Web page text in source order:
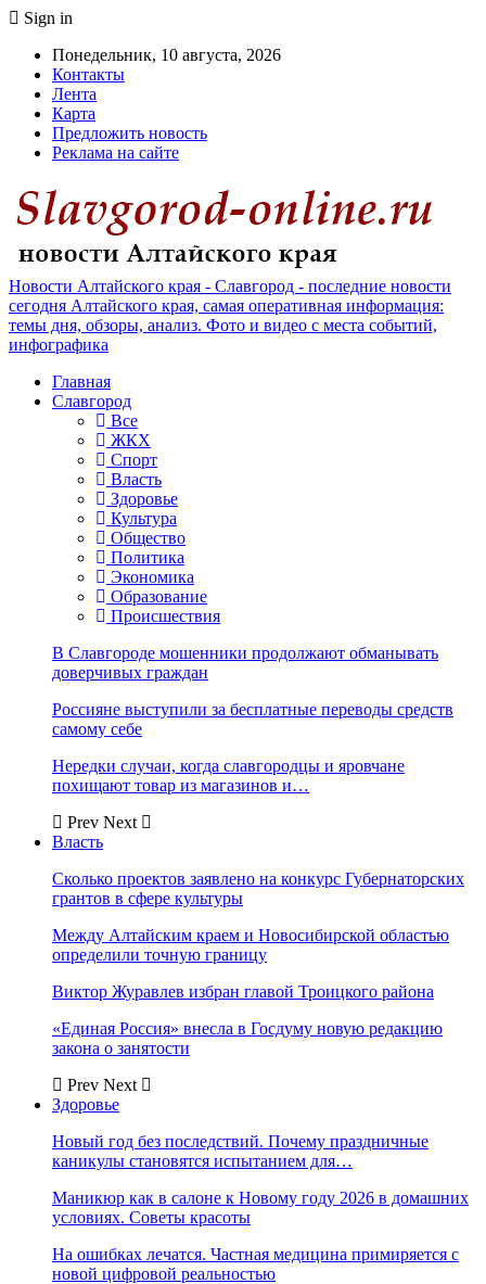
Sign in
Понедельник, 10 августа, 2026
Контакты
Лента
Карта
Предложить новость
Реклама на сайте
Новости Алтайского края - Славгород - последние новости
сегодня Алтайского края, самая оперативная информация:
темы дня, обзоры, анализ. Фото и видео с места событий,
инфографика
Главная
Славгород
Все
ЖКХ
Спорт
Власть
Здоровье
Культура
Общество
Политика
Экономика
Образование
Происшествия
В Славгороде мошенники продолжают обманывать
доверчивых граждан
Россияне выступили за бесплатные переводы средств
самому себе
Нередки случаи, когда славгородцы и яровчане
похищают товар из магазинов и…
Prev Next
Власть
Сколько проектов заявлено на конкурс Губернаторских
грантов в сфере культуры
Между Алтайским краем и Новосибирской областью
определили точную границу
Виктор Журавлев избран главой Троицкого района
«Единая Россия» внесла в Госдуму новую редакцию
закона о занятости
Prev Next
Здоровье
Новый год без последствий. Почему праздничные
каникулы становятся испытанием для…
Маникюр как в салоне к Новому году 2026 в домашних
условиях. Советы красоты
На ошибках лечатся. Частная медицина примиряется с
новой цифровой реальностью